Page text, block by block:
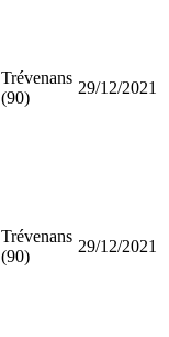
Trévenans
(90)
29/12/2021
Trévenans
(90)
29/12/2021